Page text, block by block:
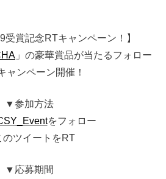
受賞記念RTキャンペーン！】
」の豪華賞品が当たるフォロー
ャンペーン開催！
▼参加方法
をフォロー
ツイートをRT
▼応募期間